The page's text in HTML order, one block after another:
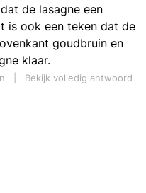
de lasagne een
is ook een teken dat de
goudbruin en
klaar.
Bekijk volledig antwoord